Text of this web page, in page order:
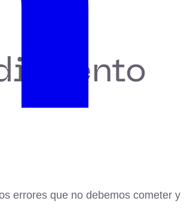
errores que no debemos cometer y